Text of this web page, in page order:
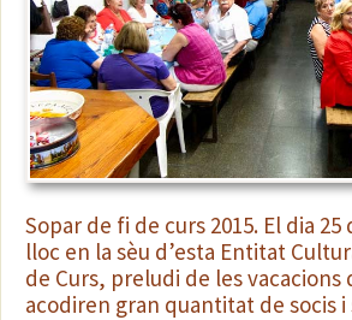
Sopar de fi de curs 2015. El dia
lloc en la sèu d’esta Entitat
de Curs, preludi de les vacacions
acodiren gran quantitat de socis